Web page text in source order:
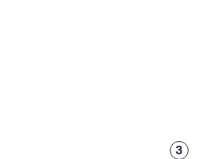
di relax sotto il sole.
3